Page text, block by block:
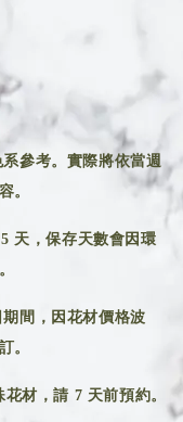
參考。實際將依當週
。
天，保存天數會因環
間，因花材價格波
。
材，請 7 天前預約。